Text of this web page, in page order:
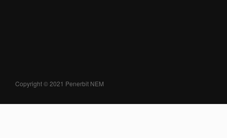
Copyright © 2021 Penerbit NEM